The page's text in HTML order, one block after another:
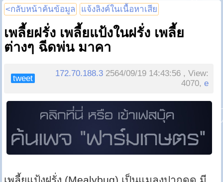
<กลับหน้าค้นข้อมูล แจ้งลิงค์ในเนื้อหาเสีย
เพลี้ยฝรั่ง เพลี้ยแป้งในฝรั่ง เพลี้ย
ต่างๆ ฉีดพ่น มาคา
tweet
172.70.188.3 2564/09/19 14:43:56 , View:
4070,e